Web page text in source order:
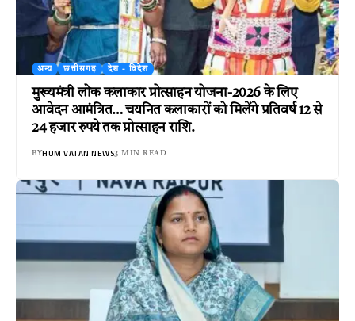
अन्य छत्तीसगढ़ देश - विदेश
मुख्यमंत्री लोक कलाकार प्रोत्साहन योजना-2026 के लिए
आवेदन आमंत्रित… चयनित कलाकारों को मिलेंगे प्रतिवर्ष 12 से
24 हजार रुपये तक प्रोत्साहन राशि.
BYHUM VATAN NEWS3 MIN READ